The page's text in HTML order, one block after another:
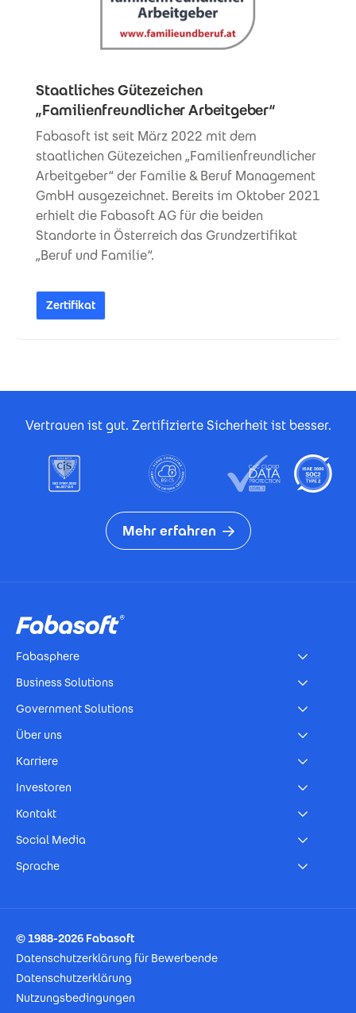
Staatliches Gütezeichen
„Familienfreundlicher Arbeitgeber“
Fabasoft ist seit März 2022 mit dem
staatlichen Gütezeichen „Familienfreundlicher
Arbeitgeber“ der Familie & Beruf Management
GmbH ausgezeichnet. Bereits im Oktober 2021
erhielt die Fabasoft AG für die beiden
Standorte in Österreich das Grundzertifikat
„Beruf und Familie“.
Zertifikat
Vertrauen ist gut. Zertifizierte Sicherheit ist besser.
Mehr erfahren
Fabasphere
Business Solutions
Government Solutions
Über uns
Karriere
Investoren
Kontakt
Social Media
Sprache
© 1988-2026 Fabasoft
Datenschutzerklärung für Bewerbende
Datenschutzerklärung
Nutzungsbedingungen